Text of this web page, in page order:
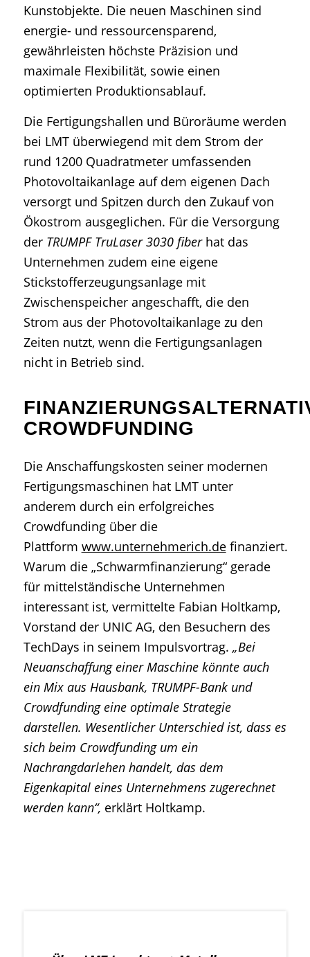
Kunstobjekte. Die neuen Maschinen sind
energie- und ressourcensparend,
gewährleisten höchste Präzision und
maximale Flexibilität, sowie einen
optimierten Produktionsablauf.
Die Fertigungshallen und Büroräume werden
bei LMT überwiegend mit dem Strom der
rund 1200 Quadratmeter umfassenden
Photovoltaikanlage auf dem eigenen Dach
versorgt und Spitzen durch den Zukauf von
Ökostrom ausgeglichen. Für die Versorgung
der TRUMPF TruLaser 3030 fiberhat das
Unternehmen zudem eine eigene
Stickstofferzeugungsanlage mit
Zwischenspeicher angeschafft, die den
Strom aus der Photovoltaikanlage zu den
Zeiten nutzt, wenn die Fertigungsanlagen
nicht in Betrieb sind.
CROWDFUNDING
Die Anschaffungskosten seiner modernen
Fertigungsmaschinen hat LMT unter
anderem durch ein erfolgreiches
Crowdfunding über die
Plattform www.unternehmerich.definanziert.
Warum die „Schwarmfinanzierung“ gerade
für mittelständische Unternehmen
interessant ist, vermittelte Fabian Holtkamp,
Vorstand der UNIC AG, den Besuchern des
TechDays in seinem Impulsvortrag. „Bei
Neuanschaffung einer Maschine könnte auch
ein Mix aus Hausbank, TRUMPF-Bank und
Crowdfunding eine optimale Strategie
darstellen. Wesentlicher Unterschied ist, dass es
sich beim Crowdfunding um ein
Nachrangdarlehen handelt, das dem
Eigenkapital eines Unternehmens zugerechnet
werden kann“, erklärt Holtkamp.